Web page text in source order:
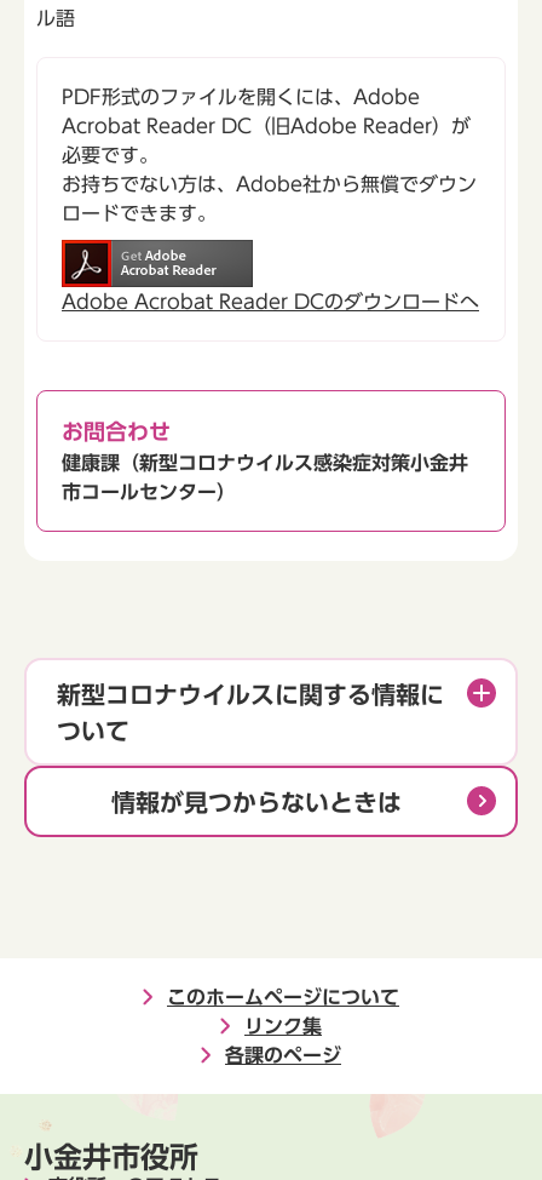
ル語
PDF形式のファイルを開くには、Adobe
Acrobat Reader DC（旧Adobe Reader）が
必要です。
お持ちでない方は、Adobe社から無償でダウン
ロードできます。
Adobe Acrobat Reader DCのダウンロードへ
お問合わせ
健康課（新型コロナウイルス感染症対策小金井
市コールセンター）
新型コロナウイルスに関する情報に
ついて
情報が見つからないときは
このホームページについて
リンク集
各課のページ
小金井市役所